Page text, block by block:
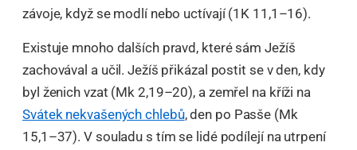
závoje, když se modlí nebo uctívají (1K 11,1–16).
Existuje mnoho dalších pravd, které sám Ježíš
zachovával a učil. Ježíš přikázal postit se v den, kdy
byl ženich vzat (Mk 2,19–20), a zemřel na kříži na
Svátek nekvašených chlebů, den po Pasše (Mk
15,1–37). V souladu s tím se lidé podílejí na utrpení